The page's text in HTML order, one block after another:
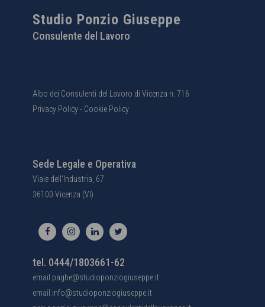
Studio Ponzio Giuseppe
Consulente del Lavoro
Albo dei Consulenti del Lavoro di Vicenza n. 716
Privacy Policy- Cookie Policy
Sede Legale e Operativa
Viale dell'Industria, 67
36100 Vicenza (VI)
tel. 0444/1803661-62
email:paghe@studioponziogiuseppe.it
email:info@studioponziogiuseppe.it